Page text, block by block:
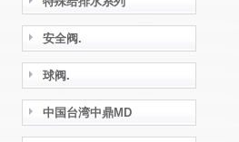
安全阀.
球阀.
中国台湾中鼎MD